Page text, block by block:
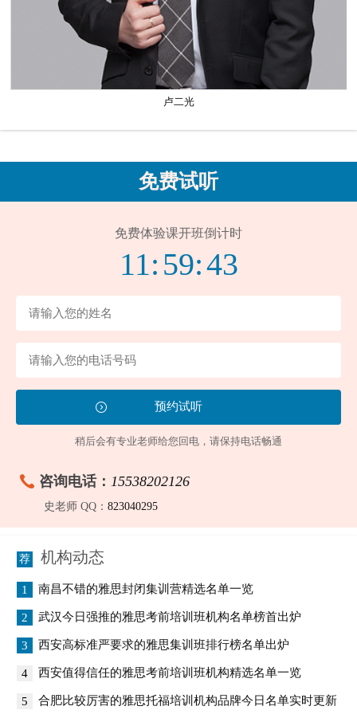
卢二光
免费试听
免费体验课开班倒计时
11: 59:42
稍后会有专业老师给您回电，请保持电话畅通
咨询电话： 15538202126
史老师 QQ： 823040295
机构动态
1 南昌不错的雅思封闭集训营精选名单一览
2 武汉今日强推的雅思考前培训班机构名单榜首出炉
3 西安高标准严要求的雅思集训班排行榜名单出炉
4 西安值得信任的雅思考前培训班机构精选名单一览
5 合肥比较厉害的雅思托福培训机构品牌今日名单实时更新